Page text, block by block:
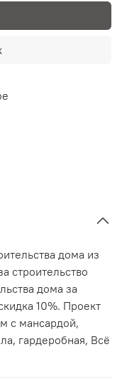
дома из
строительство
дома за
10%. Проект
с мансардой,
гардеробная, Всё